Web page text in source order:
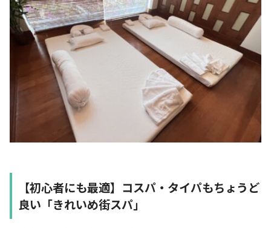
【初心者にも最適】コスパ・タイパもちょうど
良い「きれいめ街スパ」